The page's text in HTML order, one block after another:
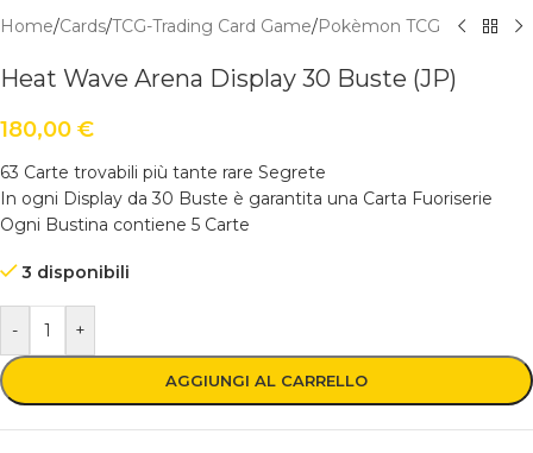
Home/Cards/TCG-Trading Card Game/Pokèmon TCG
Heat Wave Arena Display 30 Buste (JP)
180,00 €
63 Carte trovabili più tante rare Segrete
In ogni Display da 30 Buste è garantita una Carta Fuoriserie
Ogni Bustina contiene 5 Carte
3 disponibili
- +
AGGIUNGI AL CARRELLO